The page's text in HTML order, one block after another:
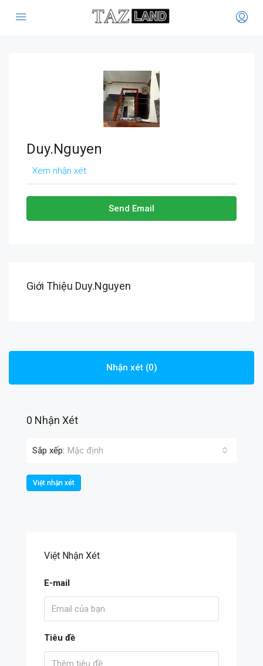
Duy.Nguyen
Xem nhận xét
Send Email
Giới Thiệu Duy.Nguyen
Nhận xét (0)
0 Nhận Xét
Sắp xếp: Mặc định
Việt nhận xét
Việt Nhận Xét
E-mail
Tiêu đề